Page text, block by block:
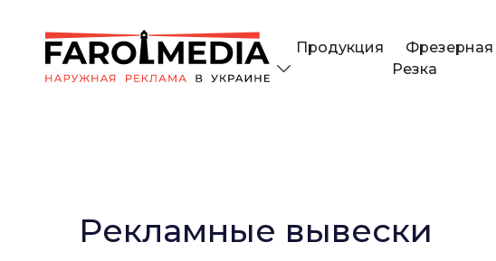
Продукция
Фрезерная
Резка
Рекламные вывески